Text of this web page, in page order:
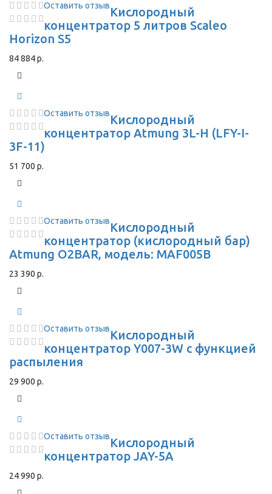
Оставить отзывКислородный
концентратор 5 литров Scaleo
Horizon S5
84 884 р.
Оставить отзывКислородный
концентратор Atmung 3L-H (LFY-I-
3F-11)
51 700 р.
Оставить отзывКислородный
концентратор (кислородный бар)
Atmung O2BAR, модель: MAF005B
23 390 р.
Оставить отзывКислородный
концентратор Y007-3W с функцией
распыления
29 900 р.
Оставить отзывКислородный
концентратор JAY-5A
24 990 р.